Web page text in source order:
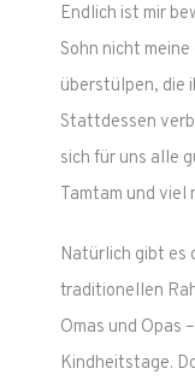
Endlich ist mir
Sohn nicht
überstülpen, die
Stattdessen
sich für uns alle
Tamtam und viel
Natürlich gibt es
traditionellen
Omas und Opas
Kindheitstage.